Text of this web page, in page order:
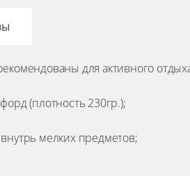
для активного
(плотность 230гр.);
мелких предметов;